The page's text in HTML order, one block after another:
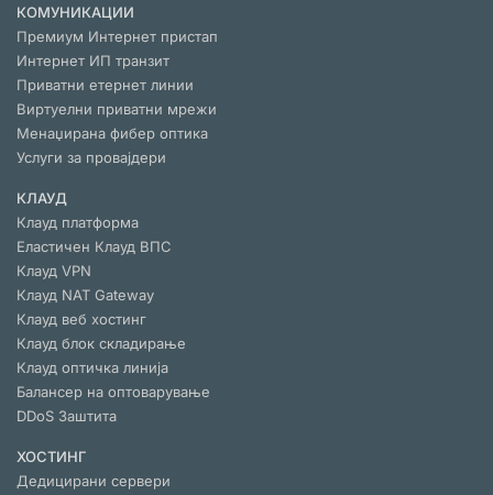
КОМУНИКАЦИИ
Премиум Интернет пристап
Интернет ИП транзит
Приватни етернет линии
Виртуелни приватни мрежи
Менаџирана фибер оптика
Услуги за провајдери
КЛАУД
Клауд платформа
Еластичен Клауд ВПС
Клауд VPN
Клауд NAT Gateway
Клауд веб хостинг
Клауд блок складирање
Клауд оптичка линија
Балансер на оптоварување
DDoS Заштита
ХОСТИНГ
Дедицирани сервери